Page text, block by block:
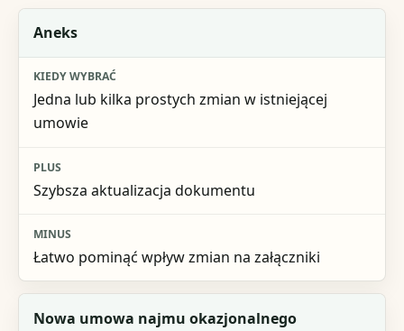
Wariant
Kiedy wybrać
Plus
Aneks
Jedna lub kilka prostych zmian w istniejącej
umowie
Szybsza aktualizacja dokumentu
Łatwo pominąć wpływ zmian na załączniki
Nowa umowa najmu okazjonalnego